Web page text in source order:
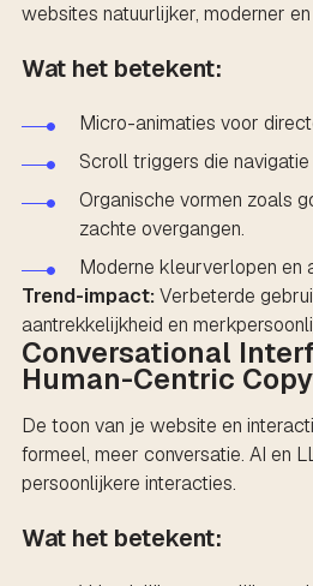
websites natuurlijker, moderner
Wat het betekent:
Micro-animaties voor
Scroll triggers die
Organische vormen zoals
zachte overgangen.
Moderne kleurverlopen en
Trend-impact:Verbeterde
aantrekkelijkheid en
Conversational
Human-Centric
De toon van je website en
formeel, meer conversatie. AI en
persoonlijkere interacties.
Wat het betekent: